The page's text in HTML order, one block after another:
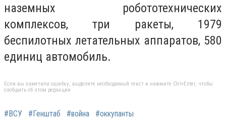
наземных робототехнических
комплексов, три ракеты, 1979
беспилотных летательных аппаратов, 580
единиц автомобиль.
Если вы заметили ошибку, выделите необходимый текст и нажмите Ctrl+Enter, чтобы
сообщить об этом редакции
#ВСУ #Генштаб #война #оккупанты